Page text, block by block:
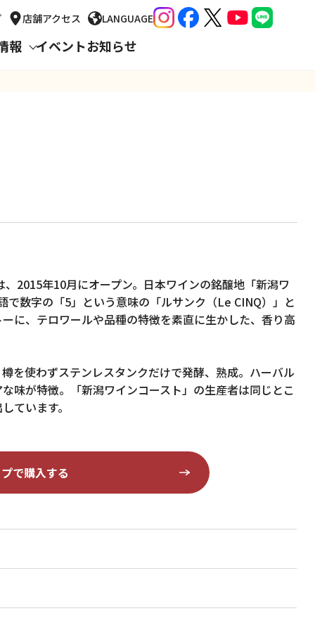
店舗アクセス LANGUAGE
報 イベントお知らせ
2015年10月にオープン。日本ワインの銘醸地「新潟ワ
数字の「5」という意味の「ルサンク（Le CINQ）」と
に、テロワールや品種の特徴を素直に生かした、香り高
を使わずステンレスタンクだけで発酵、熟成。ハーバル
味が特徴。「新潟ワインコースト」の生産者は同じとこ
ています。
で購入する